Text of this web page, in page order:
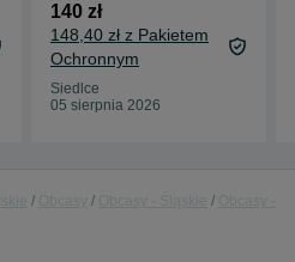
140 zł
148,40 zł z Pakietem
Ochronnym
Siedlce
05 sierpnia 2026